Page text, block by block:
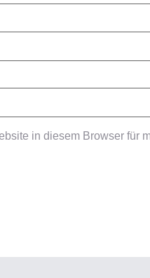
in diesem Browser für